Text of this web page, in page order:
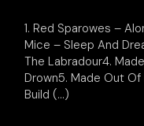
1. Red Sparowes –
Mice – Sleep And
The Labradour4.
Drown5. Made Out
Build